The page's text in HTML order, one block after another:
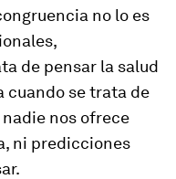
no lo es
de pensar la salud
cuando se trata de
nos ofrece
ni predicciones